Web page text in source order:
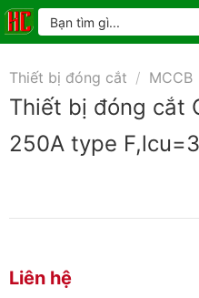
Skip
to
Tìm
kiếm:
Thiết bị đóng cắt / MCCB
Thiết bị đóng cắt
250A type
Liên hệ